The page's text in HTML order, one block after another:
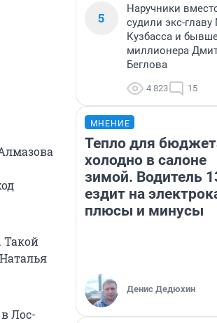
Такой
Лос-
5
Наручники
судили экс-
Кузбасса и
миллионера
Беглова
4 823 15
МНЕНИЕ
Тепло для
холодно в салоне
зимой. Водитель
ездит на
плюсы и минусы
Денис Дедюхин